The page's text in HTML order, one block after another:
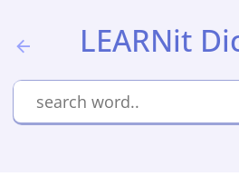
LEARNit